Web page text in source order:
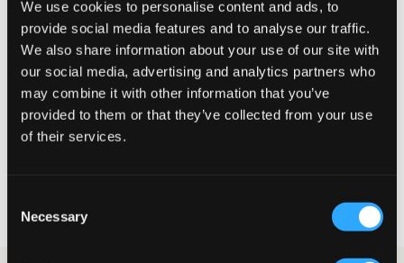
We use cookies to personalise content and ads, to
provide social media features and to analyse our traffic.
We also share information about your use of our site with
our social media, advertising and analytics partners who
may combine it with other information that you’ve
provided to them or that they’ve collected from your use
of their services.
Selection
Necessary
Opfattet størrelse
Lille Perfekt Stor
STØRRELSESGUIDE
VÆLG EN STØRRELSE
Fortrydelsesret i 60 dager